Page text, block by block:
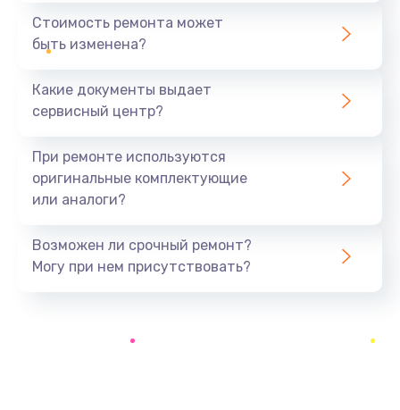
390 руб.
Замена разъёма наушников (гарнитуры)
Замена кнопок громкости
Заказать
Стоимость ремонта может
быть изменена?
Какие документы выдает
сервисный центр?
При ремонте используются
оригинальные комплектующие
или аналоги?
Возможен ли срочный ремонт?
Могу при нем присутствовать?